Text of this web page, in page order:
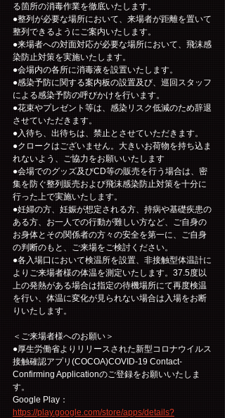
る箇所の消毒作業を徹底いたします。
●整列が必要な場所において、来場者が距離を置いて
整列できるようにご案内いたします。
●来場者への対面対応が必要な場所において、飛沫感
染防止対策を実施いたします。
●会場内の各所に消毒液を設置いたします。
●感染予防に関する案内板の設置及び、巡回スタッフ
による感染予防の呼びかけを行います。
●花束やプレゼント等は、感染リスク低減のため辞退
させていただきます。
●入待ち、出待ちは、禁止とさせていただきます。
●クロークはございません。大きいお荷物を持ち込ま
れないよう、ご協力をお願いいたします
●会場でのグッズ及びCD等の販売を行う場合は、密
集を防ぐ整列販売および飛沫感染防止対策を十分に
行った上で実施いたします。
●妊婦の方、妊娠が想定される方、持病や基礎疾患の
ある方、お一人での行動が難しい方など、ご自身の
お身体とその関係者の方々の安全を第一に、ご自身
の判断のもと、ご来場をご検討ください。
●各入場口において検温所を設置、非接触型体温計に
よりご来場者様の体温を測定いたします。37.5度以
上の発熱がある場合は指定の待機場所にて再度検温
を行い、体温に変化が見られない場合は入場をお断
りいたします。
＜ご来場者様へのお願い＞
●厚生労働省よりリリースされた新型コロナウイルス
接触確認アプリ(COCOA)COVID-19 Contact-
Confirming Applicationのご登録をお願いいたしま
す。
Google Play：
https://play.google.com/store/apps/details?